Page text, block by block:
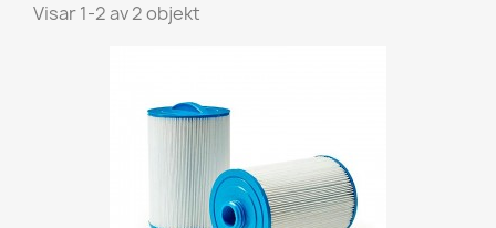
Visar 1-2 av 2 objekt